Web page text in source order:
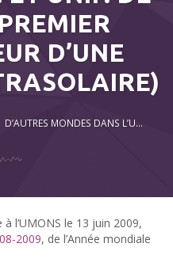
D’UNE
D’AUTRES MONDES DANS L’UNIVERS, PAR MICHEL MAYOR (OBS. ET UNIF. DE GENÈVE, PREMIER DÉCOUVREUR D’UNE PLANÈTE EXTRASOLAIRE)
l’UMONS le 13 juin 2009,
2009, de l’Année mondiale